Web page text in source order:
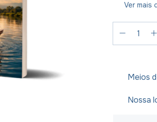
Ver mais
Meios
Nossa